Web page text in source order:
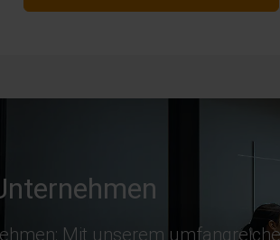
Mit unserem